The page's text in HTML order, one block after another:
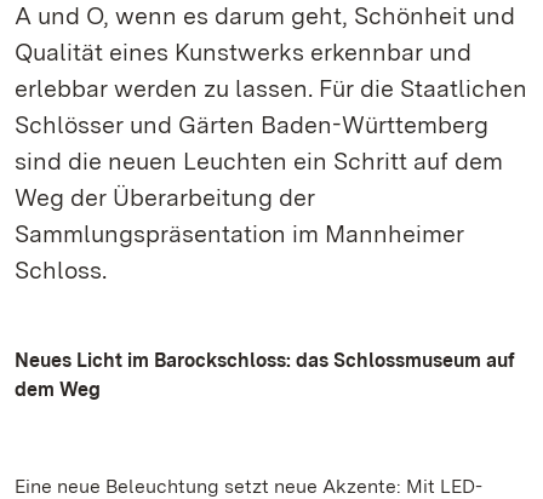
A und O, wenn es darum geht, Schönheit und
Qualität eines Kunstwerks erkennbar und
erlebbar werden zu lassen. Für die Staatlichen
Schlösser und Gärten Baden-Württemberg
sind die neuen Leuchten ein Schritt auf dem
Weg der Überarbeitung der
Sammlungspräsentation im Mannheimer
Schloss.
Neues Licht im Barockschloss: das Schlossmuseum auf
dem Weg
Eine neue Beleuchtung setzt neue Akzente: Mit LED-